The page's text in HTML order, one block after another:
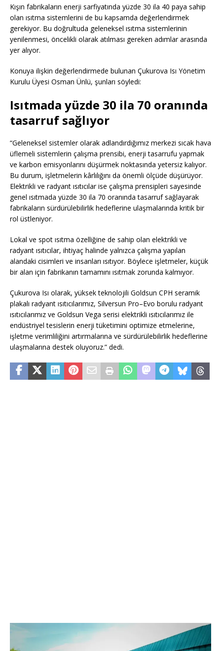
Kışın fabrikaların enerji sarfiyatında yüzde 30 ila 40 paya sahip
olan ısıtma sistemlerini de bu kapsamda değerlendirmek
gerekiyor. Bu doğrultuda geleneksel ısıtma sistemlerinin
yenilenmesi, öncelikli olarak atılması gereken adımlar arasında
yer alıyor.
Konuya ilişkin değerlendirmede bulunan Çukurova Isı Yönetim
Kurulu Üyesi Osman Ünlü, şunları söyledi:
Isıtmada yüzde 30 ila 70 oranında
tasarruf sağlıyor
“Geleneksel sistemler olarak adlandırdığımız merkezi sıcak hava
üflemeli sistemlerin çalışma prensibi, enerji tasarrufu yapmak
ve karbon emisyonlarını düşürmek noktasında yetersiz kalıyor.
Bu durum, işletmelerin kârlılığını da önemli ölçüde düşürüyor.
Elektrikli ve radyant ısıtıcılar ise çalışma prensipleri sayesinde
genel ısıtmada yüzde 30 ila 70 oranında tasarruf sağlayarak
fabrikaların sürdürülebilirlik hedeflerine ulaşmalarında kritik bir
rol üstleniyor.
Lokal ve spot ısıtma özelliğine de sahip olan elektrikli ve
radyant ısıtıcılar, ihtiyaç halinde yalnızca çalışma yapılan
alandaki cisimleri ve insanları ısıtıyor. Böylece işletmeler, küçük
bir alan için fabrikanın tamamını ısıtmak zorunda kalmıyor.
Çukurova Isı olarak, yüksek teknolojili Goldsun CPH seramik
plakalı radyant ısıtıcılarımız, Silversun Pro–Evo borulu radyant
ısıtıcılarımız ve Goldsun Vega serisi elektrikli ısıtıcılarımız ile
endüstriyel tesislerin enerji tüketimini optimize etmelerine,
işletme verimliliğini artırmalarına ve sürdürülebilirlik hedeflerine
ulaşmalarına destek oluyoruz.” dedi.